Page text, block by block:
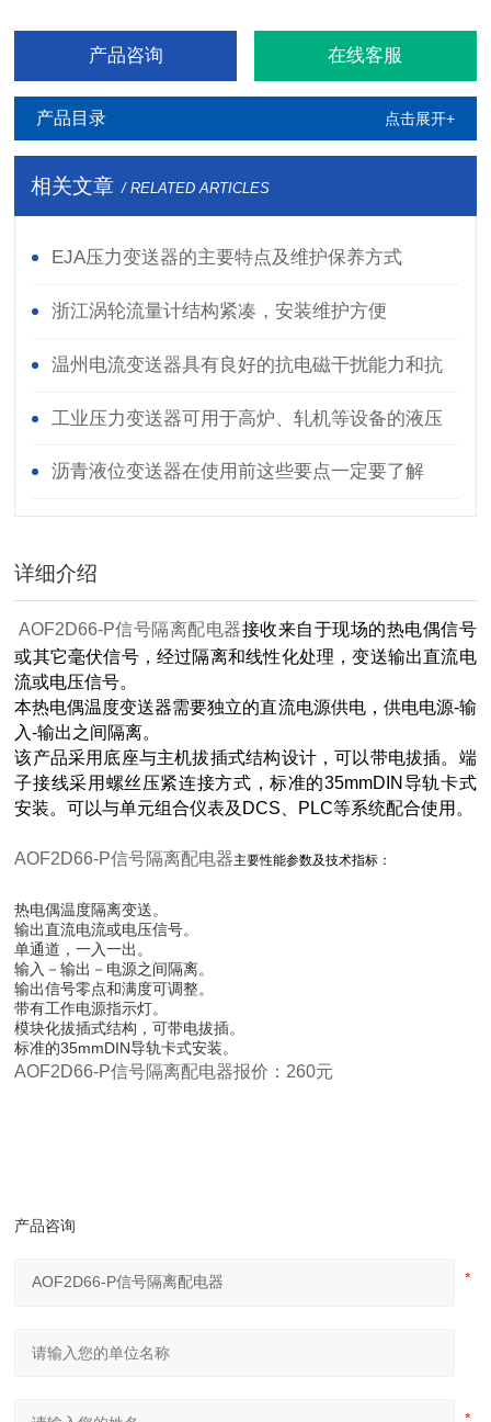
产品咨询 在线客服
产品目录 点击展开+
相关文章 / RELATED ARTICLES
EJA压力变送器的主要特点及维护保养方式
浙江涡轮流量计结构紧凑，安装维护方便
温州电流变送器具有良好的抗电磁干扰能力和抗
静电能力
工业压力变送器可用于高炉、轧机等设备的液压
系统沥青液位变送器在使用前这些要点一定要了解
详细介绍
AOF2D66-P信号隔离配电器接收来自于现场的热电偶信号
或其它毫伏信号，经过隔离和线性化处理，变送输出直流电
流或电压信号。
本热电偶温度变送器需要独立的直流电源供电，供电电源-输
入-输出之间隔离。
该产品采用底座与主机拔插式结构设计，可以带电拔插。端
子接线采用螺丝压紧连接方式，标准的35mmDIN导轨卡式
安装。可以与单元组合仪表及DCS、PLC等系统配合使用。
AOF2D66-P信号隔离配电器主要性能参数及技术指标：
热电偶温度隔离变送。
输出直流电流或电压信号。
单通道，一入一出。
输入－输出－电源之间隔离。
输出信号零点和满度可调整。
带有工作电源指示灯。
模块化拔插式结构，可带电拔插。
标准的35mmDIN导轨卡式安装。
AOF2D66-P信号隔离配电器报价：260元
产品咨询